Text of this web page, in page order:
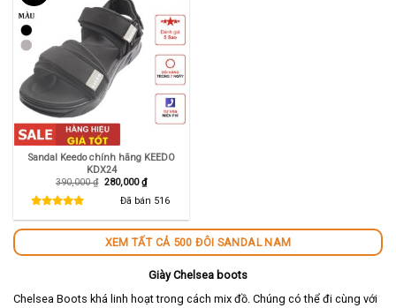
Sandal Keedo chính hãng KEEDO
KDX24
390,000₫ Giá
280,000₫Giá
hiện
tại
Đã bán 516
XEM TẤT CẢ 500 ĐÔI SANDAL NAM
Giày Chelsea boots
Chelsea Boots khá linh hoạt trong cách mix đồ. Chúng có thể đi cùng với